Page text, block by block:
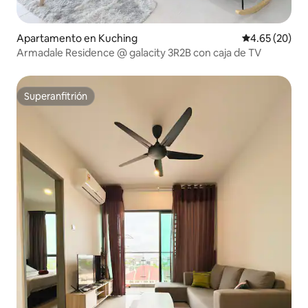
Apartamento en Kuching Calificación
4.65 (20)
Armadale Residence @ galacity 3R2B con caja de TV
Superanfitrión
Superanfitrión